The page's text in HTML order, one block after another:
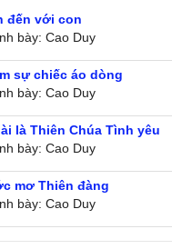
đến với con
bày: Cao Duy
sự chiếc áo dòng
bày: Cao Duy
là Thiên Chúa Tình yêu
bày: Cao Duy
mơ Thiên đàng
bày: Cao Duy